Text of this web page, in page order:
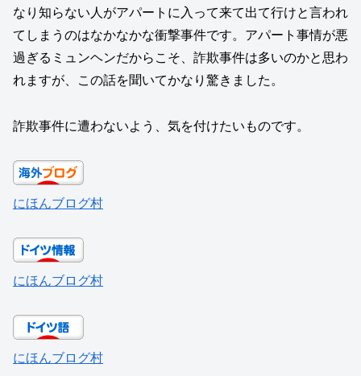
なり知らない人がアパートに入って来て出て行けと言われ
てしまうのはなかなかな衝撃事件です。アパート事情が悪
過ぎるミュンヘンだからこそ、詐欺事件は多いのかと思わ
れますが、この話を聞いてかなり驚きました。
詐欺事件に遭わないよう、気を付けたいものです。
にほんブログ村
にほんブログ村
にほんブログ村